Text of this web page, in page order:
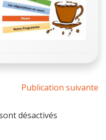
Publication suivante
désactivés